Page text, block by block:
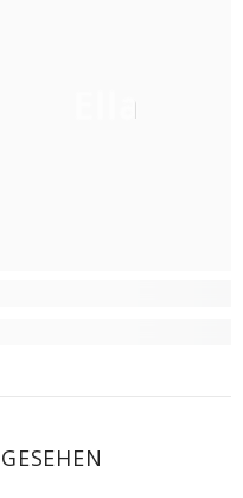
Ella